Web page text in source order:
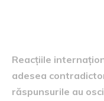
Reacțiile
adesea
răspunsurile au